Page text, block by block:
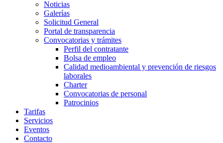
Noticias
Galerías
Solicitud General
Portal de transparencia
Convocatorias y trámites
Perfil del contratante
Bolsa de empleo
Calidad medioambiental y prevención de riesgos
laborales
Charter
Convocatorias de personal
Patrocinios
Tarifas
Servicios
Eventos
Contacto